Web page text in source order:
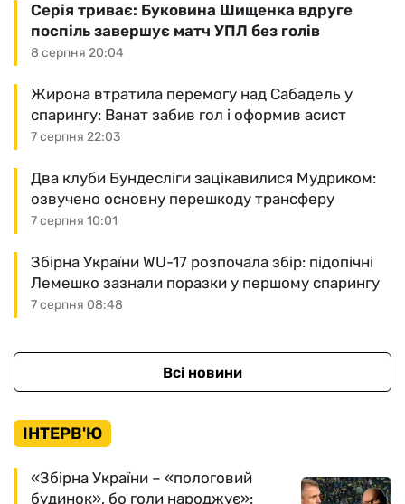
8 серпня 20:04
Серія триває: Буковина Шищенка вдруге
поспіль завершує матч УПЛ без голів
7 серпня 22:03
Жирона втратила перемогу над Сабадель у
спарингу: Ванат забив гол і оформив асист
7 серпня 10:01
Два клуби Бундесліги зацікавилися Мудриком:
озвучено основну перешкоду трансферу
7 серпня 08:48
Збірна України WU-17 розпочала збір: підопічні
Лемешко зазнали поразки у першому спарингу
Всі новини
ІНТЕРВ'Ю
«Збірна України – «пологовий
будинок», бо голи народжує»: